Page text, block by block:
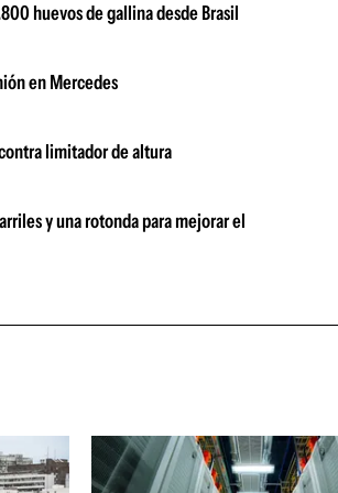
huevos de gallina desde Brasil
en Mercedes
limitador de altura
y una rotonda para mejorar el